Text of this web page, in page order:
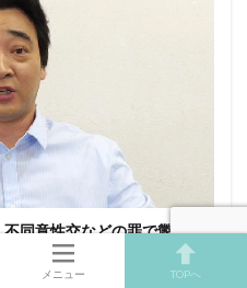
同意性交などの罪で懲役7年
何十年も苦しむ」「日本人に
メニュー TOPへ